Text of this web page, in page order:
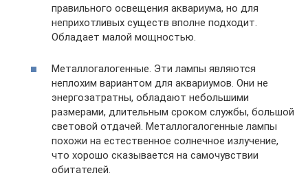
правильного освещения аквариума, но для
неприхотливых существ вполне подходит.
Обладает малой мощностью.
Металлогалогенные. Эти лампы являются
неплохим вариантом для аквариумов. Они не
энергозатратны, обладают небольшими
размерами, длительным сроком службы, большой
световой отдачей. Металлогалогенные лампы
похожи на естественное солнечное излучение,
что хорошо сказывается на самочувствии
обитателей.